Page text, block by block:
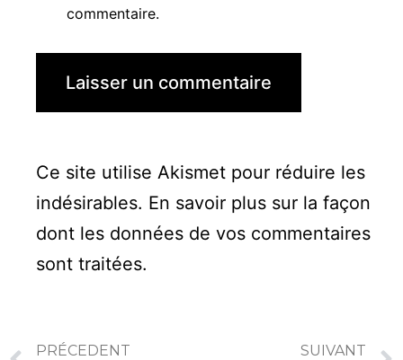
commentaire.
Ce site utilise Akismet pour réduire les
indésirables. En savoir plus sur la façon
dont les données de vos commentaires
sont traitées.
PRÉCEDENT SUIVANT